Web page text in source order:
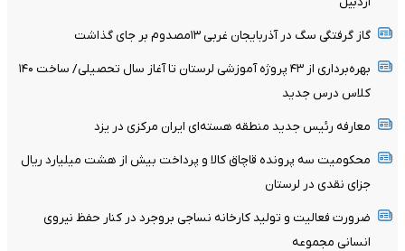
گاز گرفتگی سگ در آذربایجان غربی ۱۳مصدوم بر جای گذاشت
بهره‌برداری از ۴۳ پروژه آموزشی لرستان تا آغاز سال تحصیلی/ ساخت ۱۴۰
کلاس درس جدید
معارفه رئیس جدید منطقه هسته‌ای ایران مرکزی در یزد
محکومیت سه پرونده قاچاق کالا و پرداخت بیش از هشت میلیارد ریال
جزای نقدی در لرستان
ضرورت فعالیت و تولید کارخانه نساجی بروجرد در کنار حفظ نیروی
انسانی مجموعه